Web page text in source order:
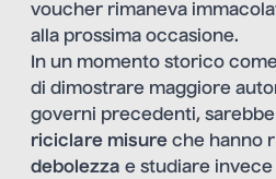
voucher rimaneva
alla prossima occasione.
In un momento storico
di dimostrare maggiore
governi precedenti,
riciclare misure che hanno
debolezza e studiare